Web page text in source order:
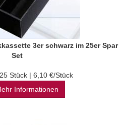
3er schwarz im 25er Spar
Set
25 Stück | 6,10 €/Stück
Informationen